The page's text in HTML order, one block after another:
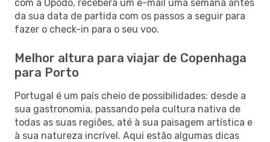
com a Opodo, receberá um e-mail uma semana antes
da sua data de partida com os passos a seguir para
fazer o check-in para o seu voo.
Melhor altura para viajar de Copenhaga
para Porto
Portugal é um país cheio de possibilidades: desde a
sua gastronomia, passando pela cultura nativa de
todas as suas regiões, até à sua paisagem artística e
à sua natureza incrível. Aqui estão algumas dicas